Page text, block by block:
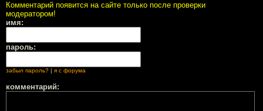
Комментарий появится на сайте только после проверки
модератором!
имя:
пароль:
забыл пароль? я с форума
комментарий: